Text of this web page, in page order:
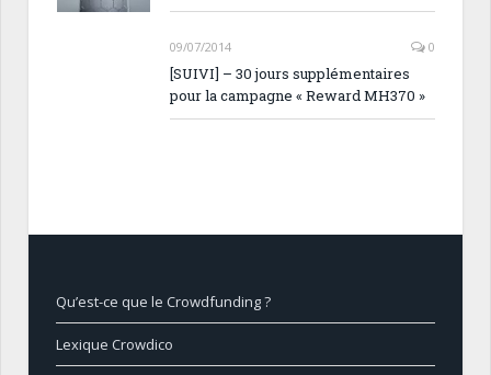
09/07/2014 0
[SUIVI] – 30 jours supplémentaires
pour la campagne « Reward MH370 »
Qu’est-ce que le Crowdfunding ?
Lexique Crowdico